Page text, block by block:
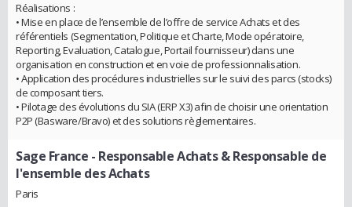
Réalisations :
• Mise en place de l’ensemble de l’offre de service Achats et des
référentiels (Segmentation, Politique et Charte, Mode opératoire,
Reporting, Evaluation, Catalogue, Portail fournisseur) dans une
organisation en construction et en voie de professionnalisation.
• Application des procédures industrielles sur le suivi des parcs (stocks)
de composant tiers.
• Pilotage des évolutions du SIA (ERP X3) afin de choisir une orientation
P2P (Basware/Bravo) et des solutions règlementaires.
Sage France - Responsable Achats & Responsable de
l'ensemble des Achats
Paris